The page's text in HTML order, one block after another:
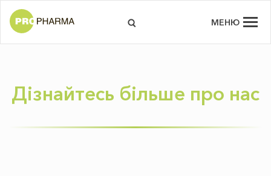
МЕНЮ
Дізнайтесь більше про нас